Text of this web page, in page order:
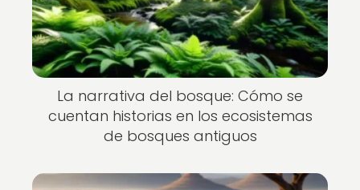
La narrativa del bosque: Cómo se
cuentan historias en los ecosistemas
de bosques antiguos